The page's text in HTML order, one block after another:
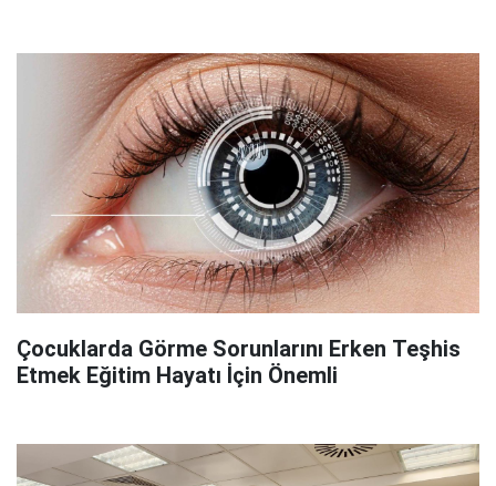
Çocuklarda Görme Sorunlarını Erken Teşhis
Etmek Eğitim Hayatı İçin Önemli